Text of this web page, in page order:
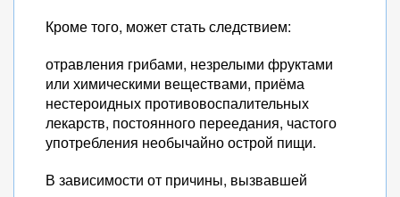
Кроме того, может стать следствием:
отравления грибами, незрелыми фруктами
или химическими веществами, приёма
нестероидных противовоспалительных
лекарств, постоянного переедания, частого
употребления необычайно острой пищи.
В зависимости от причины, вызвавшей